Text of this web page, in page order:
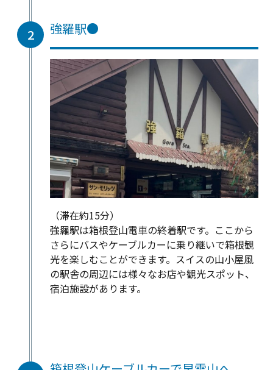
2 強羅駅●
（滞在約15分）
強羅駅は箱根登山電車の終着駅です。ここから
さらにバスやケーブルカーに乗り継いで箱根観
光を楽しむことができます。スイスの山小屋風
の駅舎の周辺には様々なお店や観光スポット、
宿泊施設があります。